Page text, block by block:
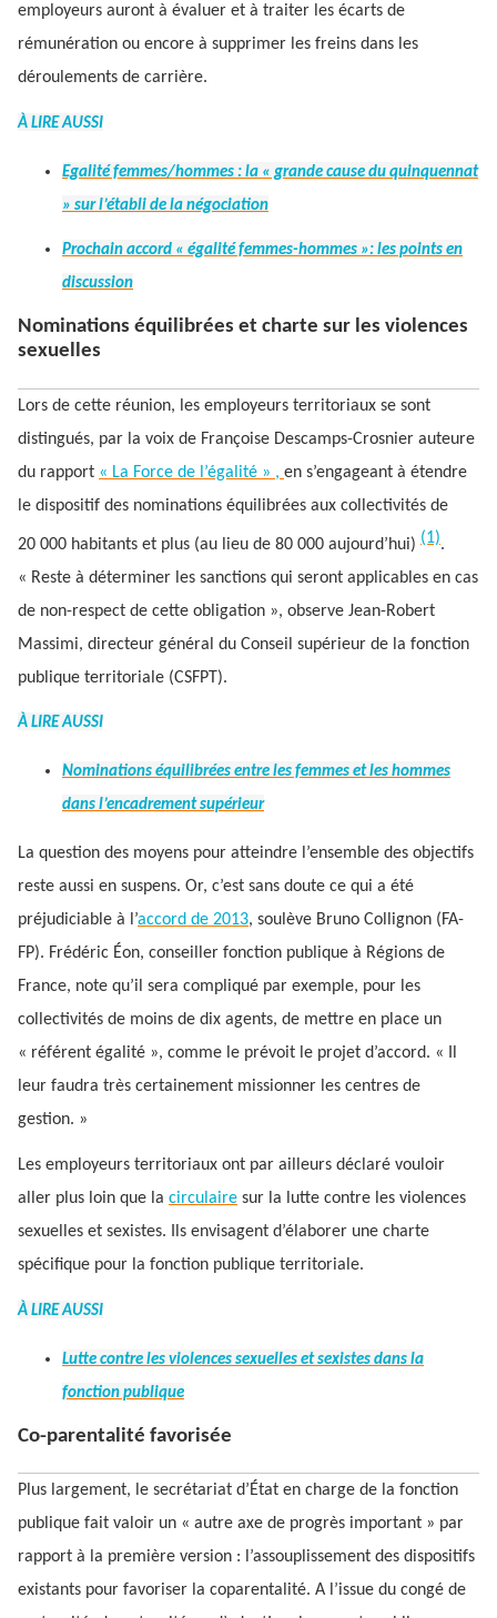
employeurs auront à évaluer et à traiter les écarts de
rémunération ou encore à supprimer les freins dans les
déroulements de carrière.
À LIRE AUSSI
Egalité femmes/hommes : la « grande cause du quinquennat
» sur l’établi de la négociation
Prochain accord « égalité femmes-hommes »: les points en
discussion
Nominations équilibrées et charte sur les violences
sexuelles
Lors de cette réunion, les employeurs territoriaux se sont
distingués, par la voix de Françoise Descamps-Crosnier auteure
du rapport « La Force de l’égalité » , en s’engageant à étendre
le dispositif des nominations équilibrées aux collectivités de
20 000 habitants et plus (au lieu de 80 000 aujourd’hui) (1).
« Reste à déterminer les sanctions qui seront applicables en cas
de non-respect de cette obligation », observe Jean-Robert
Massimi, directeur général du Conseil supérieur de la fonction
publique territoriale (CSFPT).
À LIRE AUSSI
Nominations équilibrées entre les femmes et les hommes
dans l’encadrement supérieur
La question des moyens pour atteindre l’ensemble des objectifs
reste aussi en suspens. Or, c’est sans doute ce qui a été
préjudiciable à l’accord de 2013, soulève Bruno Collignon (FA-
FP). Frédéric Éon, conseiller fonction publique à Régions de
France, note qu’il sera compliqué par exemple, pour les
collectivités de moins de dix agents, de mettre en place un
« référent égalité », comme le prévoit le projet d’accord. « Il
leur faudra très certainement missionner les centres de
gestion. »
Les employeurs territoriaux ont par ailleurs déclaré vouloir
aller plus loin que la circulaire sur la lutte contre les violences
sexuelles et sexistes. Ils envisagent d’élaborer une charte
spécifique pour la fonction publique territoriale.
À LIRE AUSSI
Lutte contre les violences sexuelles et sexistes dans la
fonction publique
Co-parentalité favorisée
Plus largement, le secrétariat d’État en charge de la fonction
publique fait valoir un « autre axe de progrès important » par
rapport à la première version : l’assouplissement des dispositifs
existants pour favoriser la coparentalité. A l’issue du congé de